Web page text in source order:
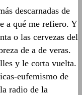
descarnadas de
a qué me refiero. Y
o las cervezas del
de a de veras.
y le corta vuelta.
eufemismo de
radio de la